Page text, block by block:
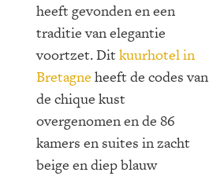
heeft gevonden en een
traditie van elegantie
voortzet. Dit kuurhotel in
Bretagne heeft de codes van
de chique kust
overgenomen en de 86
kamers en suites in zacht
beige en diep blauw